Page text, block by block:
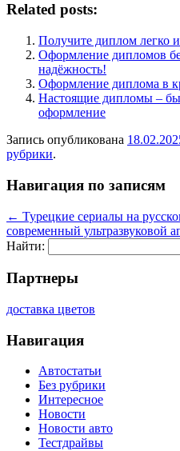
Related posts:
Получите диплом легко
Оформление дипломов
надёжность!
Оформление диплома в
Настоящие дипломы –
оформление
Запись опубликована
рубрики.
Навигация по записям
← Турецкие сериалы на
современный ультразвуковой
Найти:
Партнеры
доставка цветов
Навигация
Автостатьи
Без рубрики
Интересное
Новости
Новости авто
Тестдрайвы